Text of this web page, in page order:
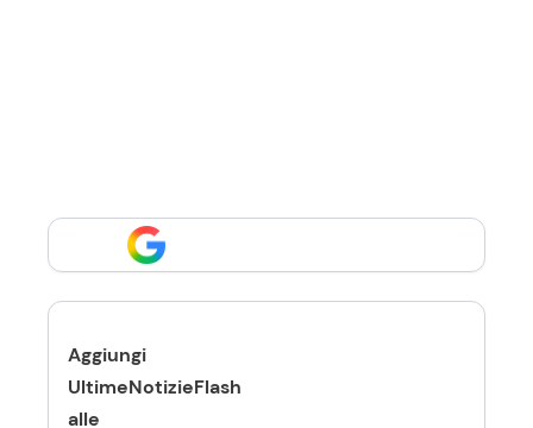
Aggiungi
UltimeNotizieFlash
alle